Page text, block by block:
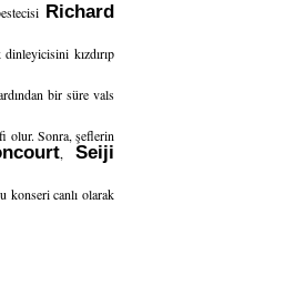
Richard
kızdırıp
bir süre vals
olur. Sonra, şeflerin
,Seiji
konseri canlı olarak